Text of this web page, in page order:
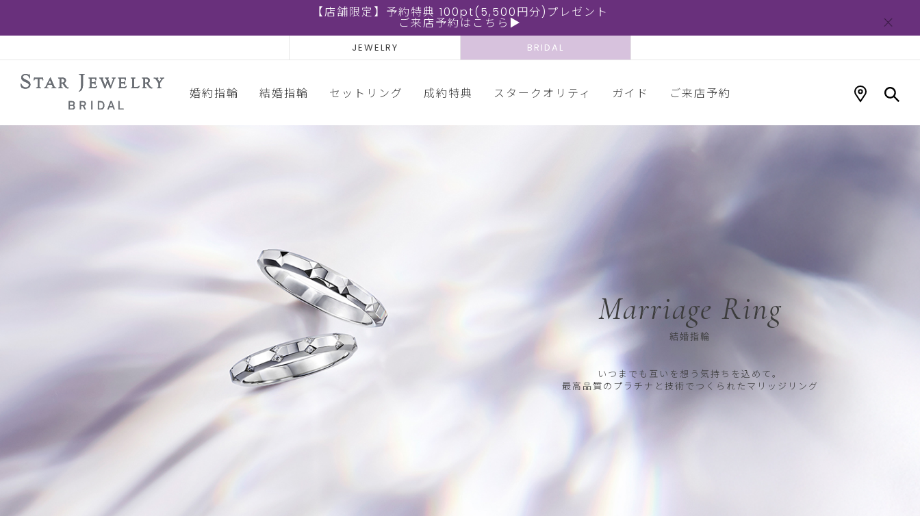
【店舗限定】予約特典 100pt(5,500円分)プレゼント
ご来店予約はこちら▶
JEWELRY BRIDAL
婚約指輪 結婚指輪 セットリング 成約特典 スタークオリティ ガイド ご来店予約
Marriage Ring
結婚指輪
いつまでも互いを想う気持ちを込めて。
最高品質のプラチナと技術でつくられたマリッジリング